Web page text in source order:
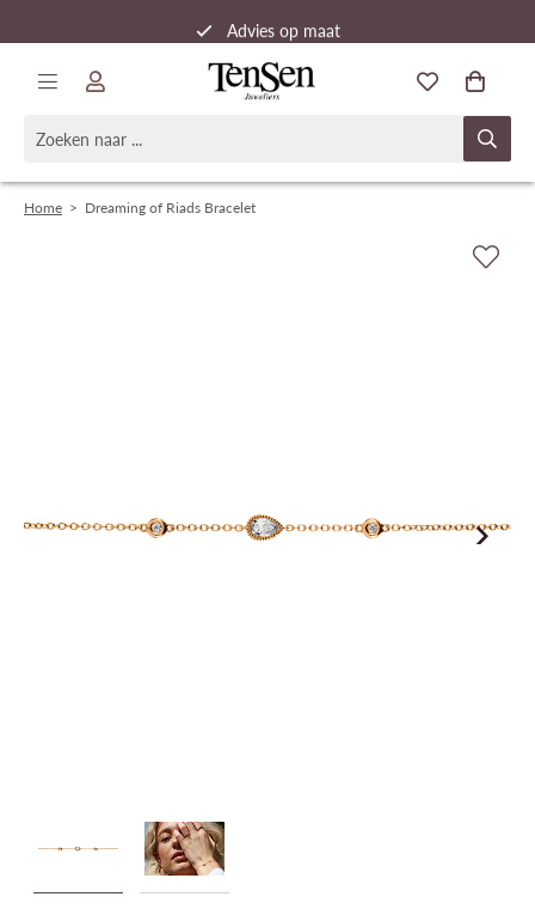
Advies op maat
Snelle verzending
Home > Dreaming of Riads Bracelet